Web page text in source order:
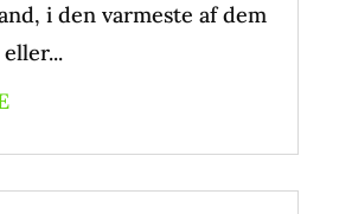
i den varmeste af dem